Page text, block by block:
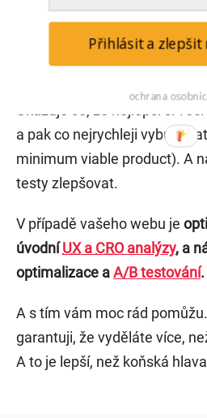
Ideální proces
a pak co nejrychleji
minimum viable product). A
testy zlepšovat.
V případě vašeho webu je
úvodníUXa CRO analýzy, a
optimalizace aA/B testování.
A s tím vám moc rád
garantuji, že vyděláte více,
A to je lepší, než koňská
Přihlásit a zlepšit
ochrana